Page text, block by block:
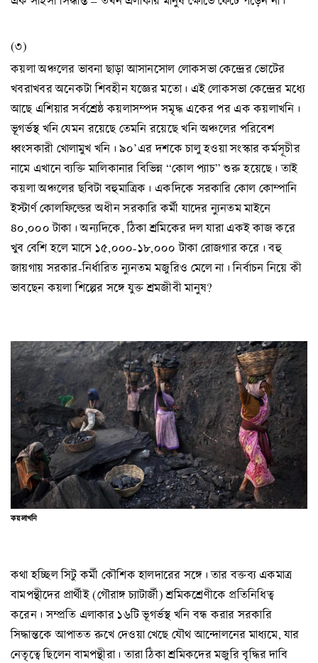
(৩)
কয়লা অঞ্চলের ভাবনা ছাড়া আসানসোল লোকসভা কেন্দ্রের ভোটের
খবরাখবর অনেকটা শিবহীন যজ্ঞের মতো। এই লোকসভা কেন্দ্রের মধ্যে
আছে এশিয়ার সর্বশ্রেষ্ঠ কয়লাসম্পদ সমৃদ্ধ একের পর এক কয়লাখনি।
ভূগর্ভস্থ খনি যেমন রয়েছে তেমনি রয়েছে খনি অঞ্চলের পরিবেশ
ধ্বংসকারী খোলামুখ খনি। ৯০’এর দশকে চালু হওয়া সংস্কার কর্মসূচীর
নামে এখানে ব্যক্তি মালিকানার বিভিন্ন “কোল প্যাচ” শুরু হয়েছে। তাই
কয়লা অঞ্চলের ছবিটা বহুমাত্রিক। একদিকে সরকারি কোল কোম্পানি
ইস্টার্ণ কোলফিল্ডের অধীন সরকারি কর্মী যাদের ন্যুনতম মাইনে
৪০,০০০ টাকা। অন্যদিকে, ঠিকা শ্রমিকের দল যারা একই কাজ করে
খুব বেশি হলে মাসে ১৫,০০০-১৮,০০০ টাকা রোজগার করে। বহু
জায়গায় সরকার-নির্ধারিত ন্যুনতম মজুরিও মেলে না। নির্বাচন নিয়ে কী
ভাবছেন কয়লা শিল্পের সঙ্গে যুক্ত শ্রমজীবী মানুষ?
কয়লাখনি
কথা হচ্ছিল সিটু কর্মী কৌশিক হালদারের সঙ্গে। তার বক্তব্য একমাত্র
বামপন্থীদের প্রার্থীই (গৌরাঙ্গ চ্যাটার্জী) শ্রমিকশ্রেণীকে প্রতিনিধিত্ব
করেন। সম্প্রতি এলাকার ১৬টি ভূগর্ভস্থ খনি বন্ধ করার সরকারি
সিদ্ধান্তকে আপাতত রুখে দেওয়া খেছে যৌথ আন্দোলনের মাধ্যমে, যার
নেতৃত্বে ছিলেন বামপন্থীরা। তারা ঠিকা শ্রমিকদের মজুরি বৃদ্ধির দাবি